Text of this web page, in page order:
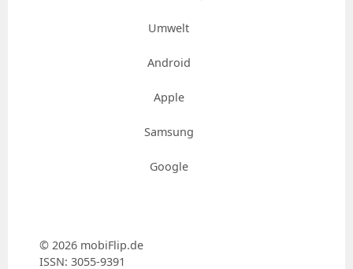
Umwelt
Android
Apple
Samsung
Google
© 2026 mobiFlip.de
ISSN: 3055-9391